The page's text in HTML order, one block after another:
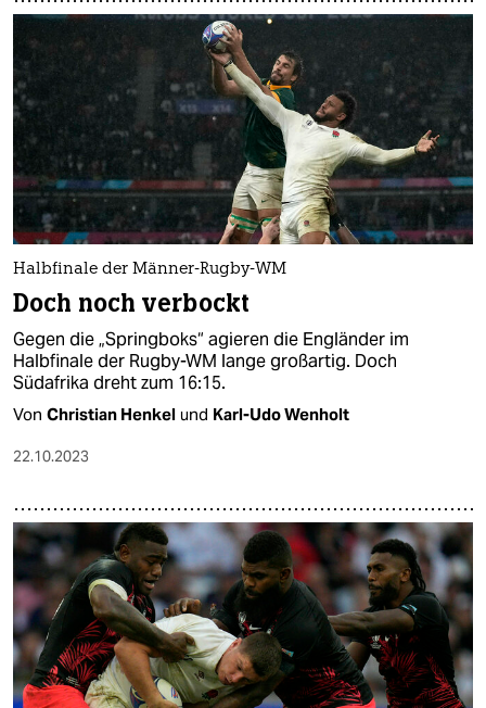
Halbfinale der Männer-Rugby-WM
Doch noch verbockt
Gegen die „Springboks“ agieren die Engländer im
Halbfinale der Rugby-WM lange großartig. Doch
Südafrika dreht zum 16:15.
Von Christian Henkel und Karl-Udo Wenholt
22.10.2023